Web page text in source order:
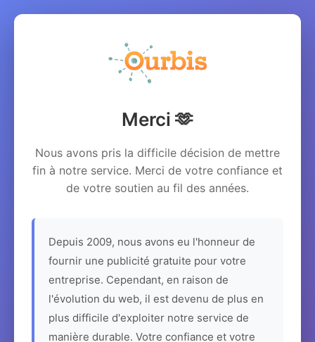
Merci 🫶
Nous avons pris la difficile décision de mettre
fin à notre service. Merci de votre confiance et
de votre soutien au fil des années.
Depuis 2009, nous avons eu l'honneur de
fournir une publicité gratuite pour votre
entreprise. Cependant, en raison de
l'évolution du web, il est devenu de plus en
plus difficile d'exploiter notre service de
manière durable. Votre confiance et votre